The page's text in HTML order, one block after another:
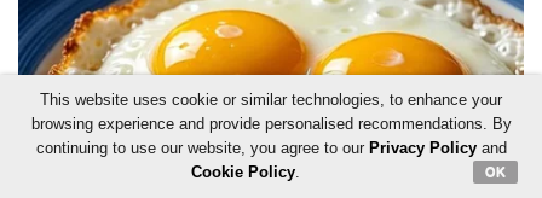
This website uses cookie or similar technologies, to enhance your
browsing experience and provide personalised recommendations. By
continuing to use our website, you agree to our Privacy Policyand
Cookie Policy. OK